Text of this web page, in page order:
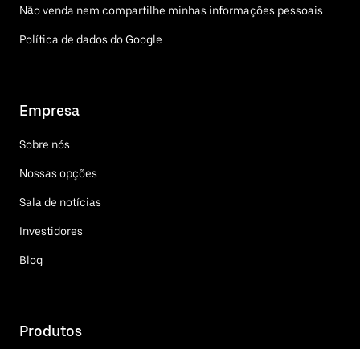
Não venda nem compartilhe minhas informações pessoais
Política de dados do Google
Empresa
Sobre nós
Nossas opções
Sala de notícias
Investidores
Blog
Produtos